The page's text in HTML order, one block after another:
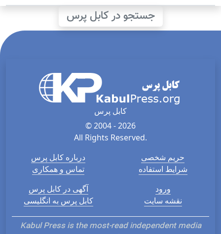
جستجو در کابل پرس
کابل پرس
© 2004 - 2026
All Rights Reserved.
درباره کابل پرس
تماس و همکاری
حریم شخصی
شرایط استفاده
آگهی در کابل پرس
کابل پرس به انگلیسی
ورود
نقشه سایت
Kabul Press is the most-read independent media